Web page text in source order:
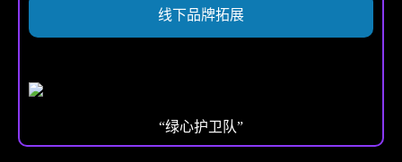
线下品牌拓展
“绿心护卫队”